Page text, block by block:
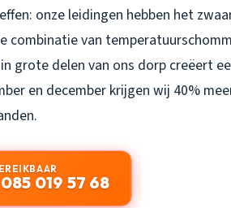
onze leidingen hebben het
combinatie van
grote delen van ons dorp creëert
en december krijgen wij 40%
019 57 68